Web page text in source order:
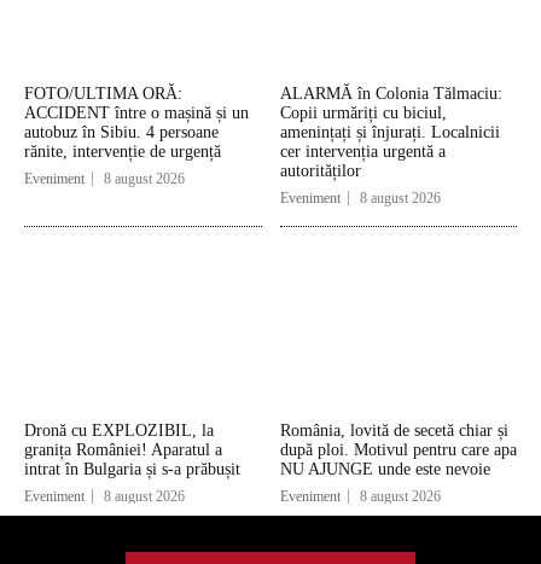
FOTO/ULTIMA ORĂ:
ACCIDENT între o mașină și un
autobuz în Sibiu. 4 persoane
rănite, intervenție de urgență
Eveniment 8 august 2026
ALARMĂ în Colonia Tălmaciu:
Copii urmăriți cu biciul,
amenințați și înjurați. Localnicii
cer intervenția urgentă a
autorităților
Eveniment 8 august 2026
Dronă cu EXPLOZIBIL, la
granița României! Aparatul a
intrat în Bulgaria și s-a prăbușit
Eveniment 8 august 2026
România, lovită de secetă chiar și
după ploi. Motivul pentru care apa
NU AJUNGE unde este nevoie
Eveniment 8 august 2026